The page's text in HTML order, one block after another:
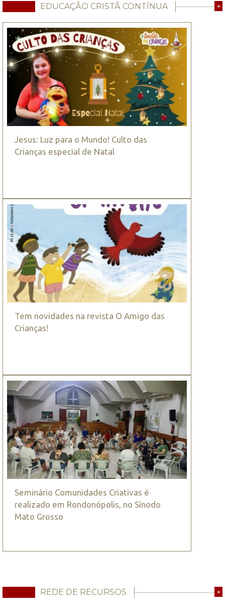
EDUCAÇÃO CRISTÃ CONTÍNUA +
Jesus: Luz para o Mundo! Culto das
Crianças especial de Natal
Tem novidades na revista O Amigo das
Crianças!
Seminário Comunidades Criativas é
realizado em Rondonópolis, no Sínodo
Mato Grosso
REDE DE RECURSOS +